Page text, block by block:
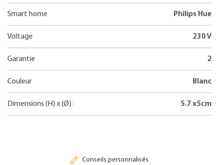
Smart home Philips Hue
Voltage 230 V
Garantie 2
Couleur Blanc
Dimensions (H) x(Ø) : 5.7 x5cm
Conseils personnalisés